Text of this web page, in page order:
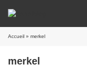
Accueil » merkel
merkel